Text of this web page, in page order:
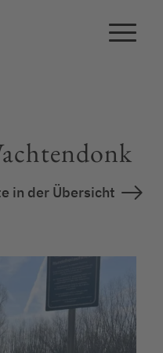
in der Übersicht